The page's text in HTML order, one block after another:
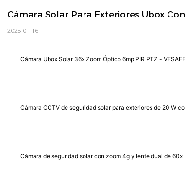
Cámara Solar Para Exteriores Ubox
2025-01-16
Cámara Ubox Solar 36x Zoom Óptico 6mp PIR PTZ - VESAFE
Cámara CCTV de seguridad solar para exteriores de 20 W
Cámara de seguridad solar con zoom 4g y lente dual de 60x